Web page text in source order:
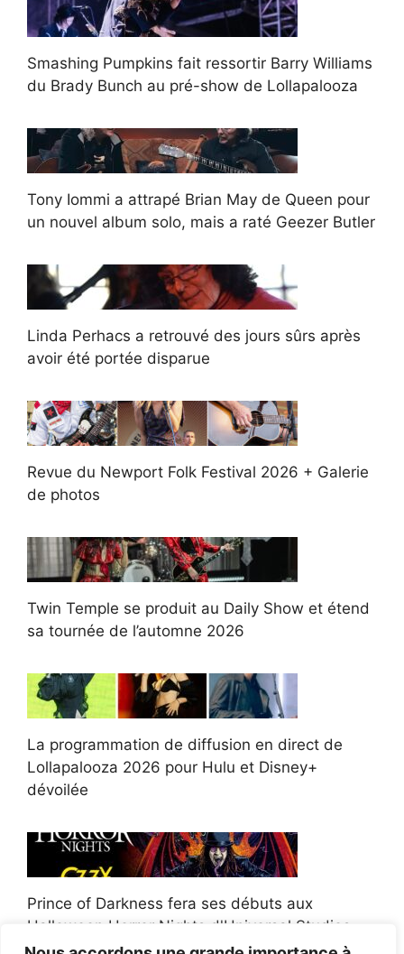
Smashing Pumpkins fait ressortir Barry Williams
du Brady Bunch au pré-show de Lollapalooza
Tony Iommi a attrapé Brian May de Queen pour
un nouvel album solo, mais a raté Geezer Butler
Linda Perhacs a retrouvé des jours sûrs après
avoir été portée disparue
Revue du Newport Folk Festival 2026 + Galerie
de photos
Twin Temple se produit au Daily Show et étend
sa tournée de l’automne 2026
La programmation de diffusion en direct de
Lollapalooza 2026 pour Hulu et Disney+
dévoilée
Prince of Darkness fera ses débuts aux
Halloween Horror Nights d'Universal Studios